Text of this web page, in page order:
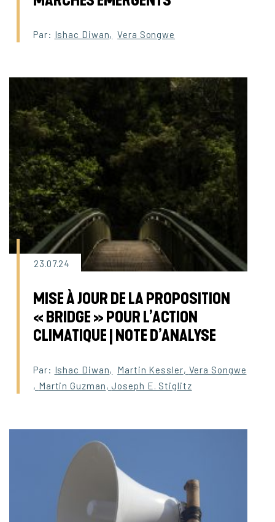
Par: Ishac Diwan, Vera Songwe
23.07.24
MISE À JOUR DE LA PROPOSITION
« BRIDGE » POUR L’ACTION
CLIMATIQUE | NOTE D’ANALYSE
Par: Ishac Diwan, Martin Kessler, Vera Songwe
, Martin Guzman,Joseph E. Stiglitz